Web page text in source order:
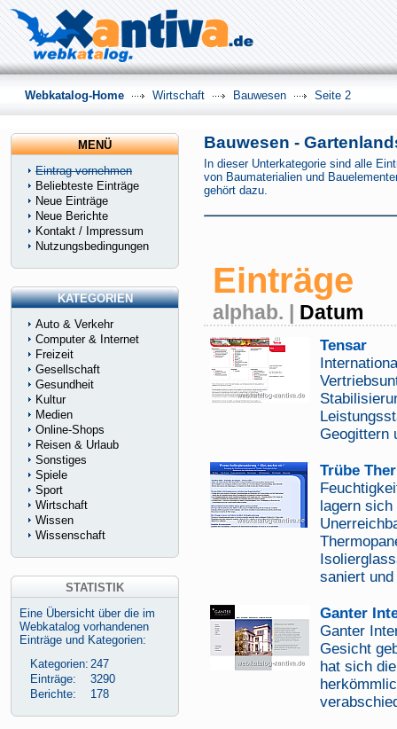
Bauwesen -
In dieser Unterkategorie sind alle
von Baumaterialien und
gehört dazu.
Einträge
alphab. | Datum
Tensar
Geogittern
Trübe
lagern sich
saniert
Ganter
Ganter
Gesicht
hat sich
Webkatalog-Home Wirtschaft Bauwesen Seite 2
MENÜ
Eintrag vornehmen
Beliebteste Einträge
Neue Einträge
Neue Berichte
Kontakt / Impressum
Nutzungsbedingungen
KATEGORIEN
Auto & Verkehr
Computer & Internet
Freizeit
Gesellschaft
Gesundheit
Kultur
Medien
Online-Shops
Reisen & Urlaub
Sonstiges
Spiele
Sport
Wirtschaft
Wissen
Wissenschaft
STATISTIK
Eine Übersicht über die im
Webkatalog vorhandenen
Einträge und Kategorien:
Kategorien: 247
Einträge:
3290
Berichte:
178